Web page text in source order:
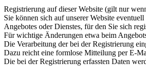
Registrierung auf dieser Website (gilt nur
Sie können sich auf unserer Website
Angebotes oder Dienstes, für den Sie sich
Für wichtige Änderungen etwa beim
Die Verarbeitung der bei der Registrierung
Dazu reicht eine formlose Mitteilung per E-
Die bei der Registrierung erfassten Daten